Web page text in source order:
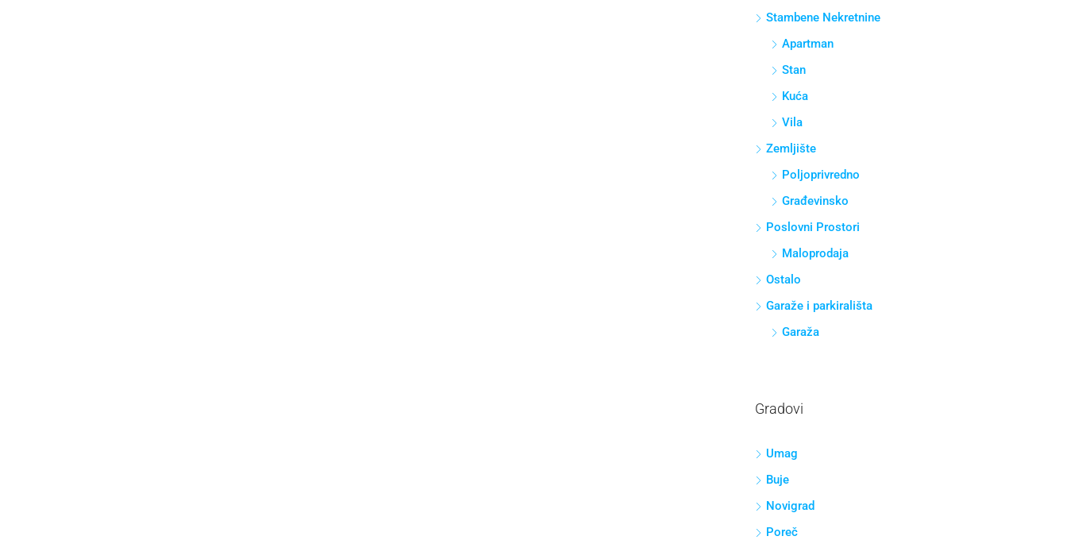
Stambene Nekretnine
Apartman
Stan
Kuća
Vila
Zemljište
Poljoprivredno
Građevinsko
Poslovni Prostori
Maloprodaja
Ostalo
Garaže i parkirališta
Garaža
Gradovi
Umag
Buje
Novigrad
Poreč